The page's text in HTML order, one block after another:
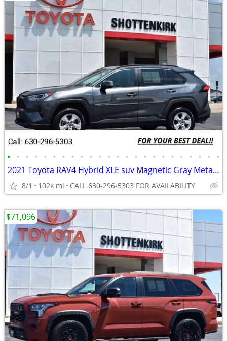
• • • • • • • • • • • • • • • • • • • • • • • •
2021 Toyota RAV4 Hybrid XLE suv Magnetic Gray Metallic
8/1 102k mi CALL 630-296-5303 FOR AVAILABILITY
$71,096